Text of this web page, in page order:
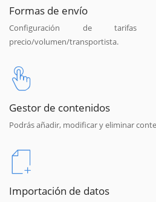
Formas de envío
Configuración de
precio/volumen/transportista.
Gestor de contenidos
Podrás añadir, modificar y eliminar
Importación de datos